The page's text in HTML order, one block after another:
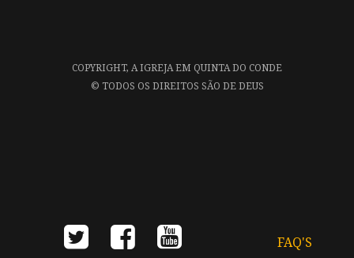
COPYRIGHT, A IGREJA EM QUINTA DO CONDE
© TODOS OS DIREITOS SÃO DE DEUS
FAQ'S